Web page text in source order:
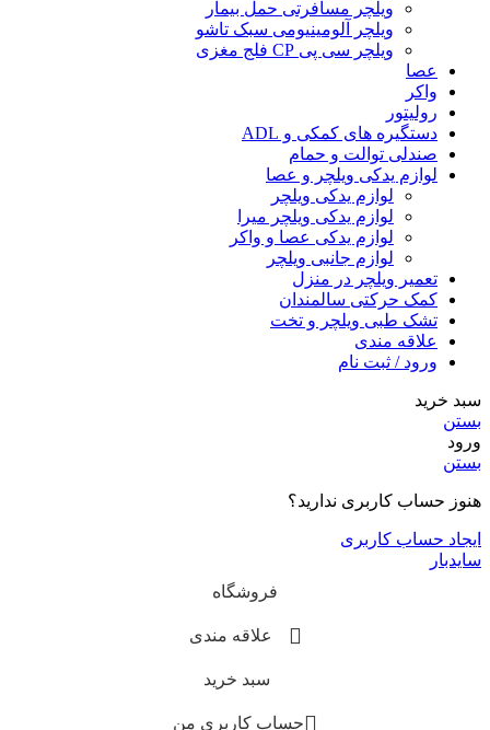
ویلچر مسافرتی حمل بیمار
ویلچر آلومینیومی سبک تاشو
ویلچر سی پی CP فلج مغزی
عصا
واکر
رولیتور
دستگیره های کمکی و ADL
صندلی توالت و حمام
لوازم یدکی ویلچر و عصا
لوازم یدکی ویلچر
لوازم یدکی ویلچر میرا
لوازم یدکی عصا و واکر
لوازم جانبی ویلچر
تعمیر ویلچر در منزل
کمک حرکتی سالمندان
تشک طبی ویلچر و تخت
علاقه مندی
ورود / ثبت نام
سبد خرید
بستن
ورود
بستن
هنوز حساب کاربری ندارید؟
ایجاد حساب کاربری
سایدبار
فروشگاه
علاقه مندی
سبد خرید
حساب کاربری من